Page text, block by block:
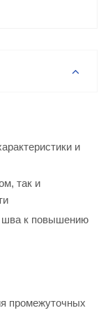
и
так и
шва к повышению
промежуточных